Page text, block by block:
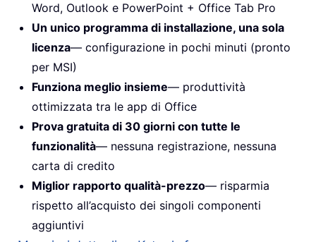
Word, Outlook e PowerPoint + Office Tab Pro
Un unico programma di installazione, una sola
licenza— configurazione in pochi minuti (pronto
per MSI)
Funziona meglio insieme— produttività
ottimizzata tra le app di Office
Prova gratuita di 30 giorni con tutte le
funzionalità— nessuna registrazione, nessuna
carta di credito
Miglior rapporto qualità-prezzo— risparmia
rispetto all’acquisto dei singoli componenti
aggiuntivi